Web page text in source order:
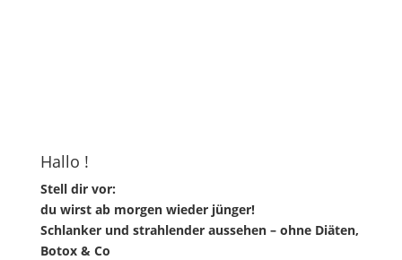
Hallo !
Stell dir vor:
du wirst ab morgen wieder jünger!
Schlanker und strahlender aussehen – ohne Diäten,
Botox & Co